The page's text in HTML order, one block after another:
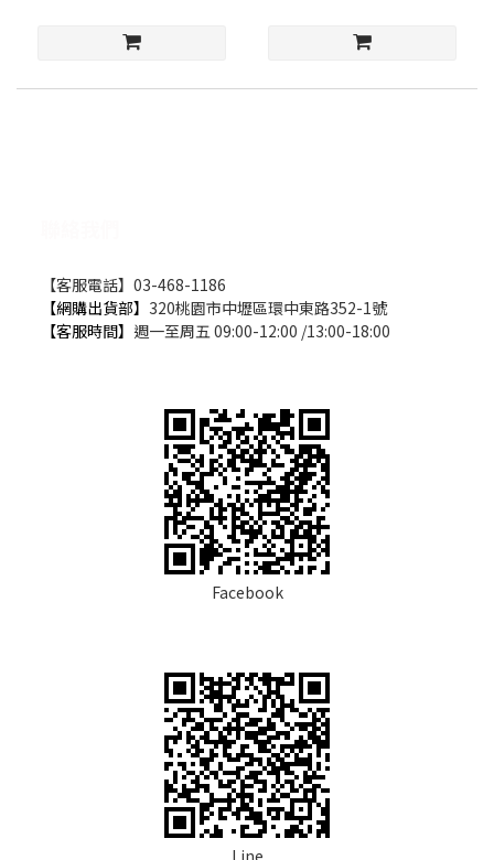
【客服電話】03-468-1186
【網購出貨部】 320桃園市中壢區環中東路352-1號
【客服時間】 週一至周五 09:00-12:00 /13:00-18:00
Facebook
Line